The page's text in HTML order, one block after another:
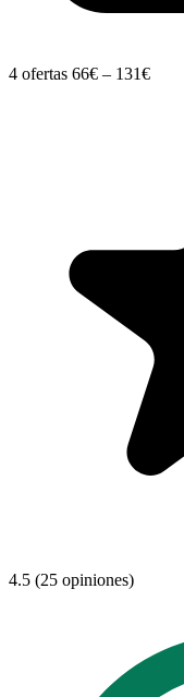
4 ofertas 66€ – 131€
4.5 (25 opiniones)